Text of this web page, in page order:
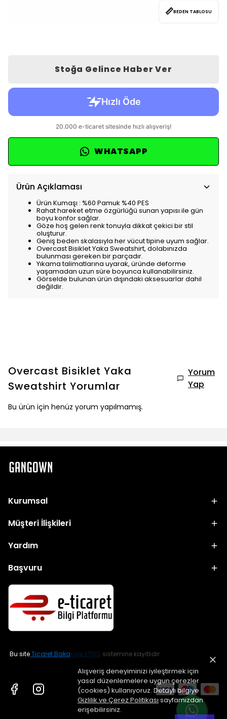
Alışveriş deneyiminizi iyileştirmek için
yasal düzenlemelere uygun çerezler
(cookies) kullanıyoruz. Detaylı bilgiye
Gizlilik ve Çerez Politikası sayfamızdan
erişebilirsiniz.
📏BEDEN TABLOSU
Stoğa Gelince Haber Ver
WHATSAPP
Ürün Açıklaması
Ürün Kumaşı : %60 Pamuk %40 PES
Rahat hareket etme özgürlüğü sunan yapısı ile gün
boyu konfor sağlar.
Göze hoş gelen renk tonuyla dikkat çekici bir stil
oluşturur.
Geniş beden skalasıyla her vücut tipine uyum sağlar.
Overcast Bisiklet Yaka Sweatshirt, dolabınızda
bulunması gereken bir parçadır.
Yıkama talimatlarına uyarak, üründe deforme
yaşamadan uzun süre boyunca kullanabilirsiniz.
Görselde bulunan ürün dışındaki aksesuarlar dahil
değildir.
Overcast Bisiklet Yaka
Sweatshirt Yorumlar
Yorum
Yap
Bu ürün için henüz yorum yapılmamış.
Kurumsal
Müşteri İlişkileri
Yardım
Başvuru
Bu siteTicaret Bakanlığı ETBİS sistemine kayıtlıdır.